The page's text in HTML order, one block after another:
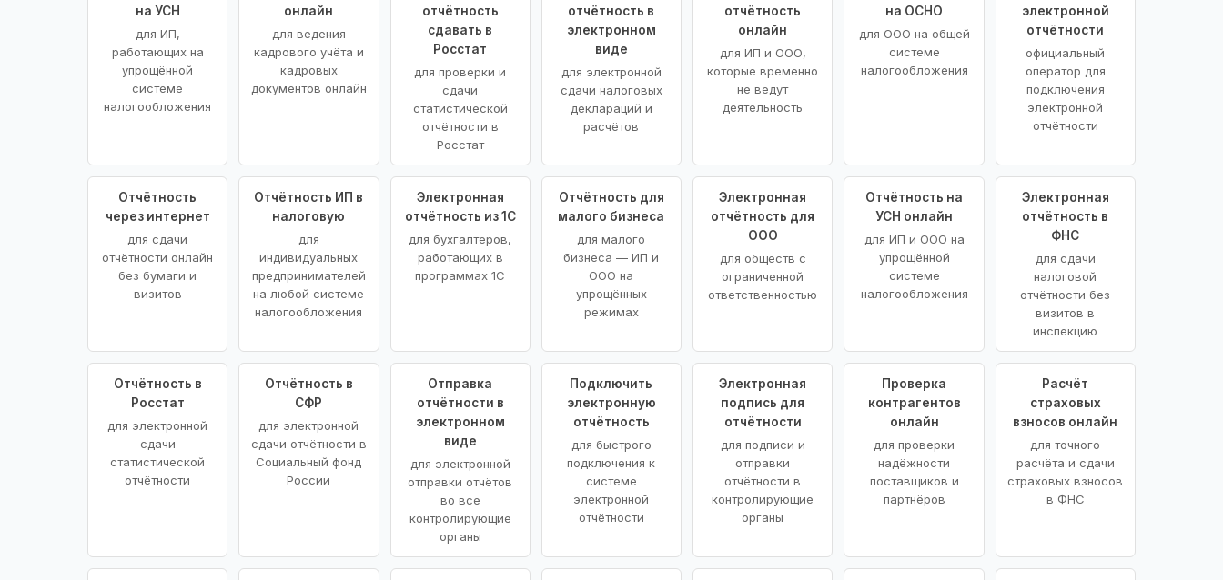
на УСН
для ИП,
работающих на
упрощённой
системе
налогообложения
онлайн
для ведения
кадрового учёта и
кадровых
документов онлайн
отчётность
сдавать в
Росстат
для проверки и
сдачи
статистической
отчётности в
Росстат
отчётность в
электронном
виде
для электронной
сдачи налоговых
деклараций и
расчётов
отчётность
онлайн
для ИП и ООО,
которые временно
не ведут
деятельность
на ОСНО
для ООО на общей
системе
налогообложения
электронной
отчётности
официальный
оператор для
подключения
электронной
отчётности
Отчётность
через интернет
для сдачи
отчётности онлайн
без бумаги и
визитов
Отчётность ИП в
налоговую
для
индивидуальных
предпринимателей
на любой системе
налогообложения
Электронная
отчётность из 1С
для бухгалтеров,
работающих в
программах 1С
Отчётность для
малого бизнеса
для малого
бизнеса — ИП и
ООО на
упрощённых
режимах
Электронная
отчётность для
ООО
для обществ с
ограниченной
ответственностью
Отчётность на
УСН онлайн
для ИП и ООО на
упрощённой
системе
налогообложения
Электронная
отчётность в
ФНС
для сдачи
налоговой
отчётности без
визитов в
инспекцию
Отчётность в
Росстат
для электронной
сдачи
статистической
отчётности
Отчётность в
СФР
для электронной
сдачи отчётности в
Социальный фонд
России
Отправка
отчётности в
электронном
виде
для электронной
отправки отчётов
во все
контролирующие
органы
Подключить
электронную
отчётность
для быстрого
подключения к
системе
электронной
отчётности
Электронная
подпись для
отчётности
для подписи и
отправки
отчётности в
контролирующие
органы
Проверка
контрагентов
онлайн
для проверки
надёжности
поставщиков и
партнёров
Расчёт
страховых
взносов онлайн
для точного
расчёта и сдачи
страховых взносов
в ФНС